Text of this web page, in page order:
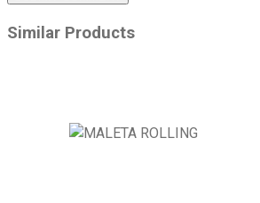
Similar Products